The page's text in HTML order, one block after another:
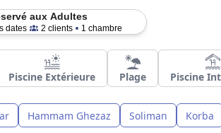
aux Adultes
dates 2 clients 1 chambre
Piscine Extérieure Plage Piscine
Hammam Ghezaz Soliman Korba